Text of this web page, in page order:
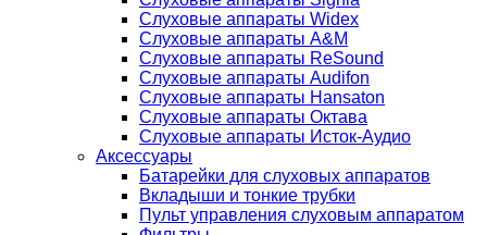
Слуховые аппараты Widex
Слуховые аппараты A&M
Слуховые аппараты ReSound
Слуховые аппараты Audifon
Слуховые аппараты Hansaton
Слуховые аппараты Октава
Слуховые аппараты Исток-Аудио
Аксессуары
Батарейки для слуховых аппаратов
Вкладыши и тонкие трубки
Пульт управления слуховым аппаратом